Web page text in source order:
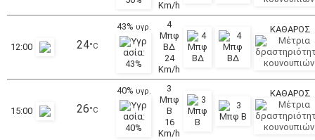
Km/h
12:00 24°C
43% υγρ.
4
Μπφ
ΒΔ
24
Km/h
ΚΑΘΑΡΟΣ
15:00 26°C
40% υγρ.
3
Μπφ
B
16
Km/h
ΚΑΘΑΡΟΣ